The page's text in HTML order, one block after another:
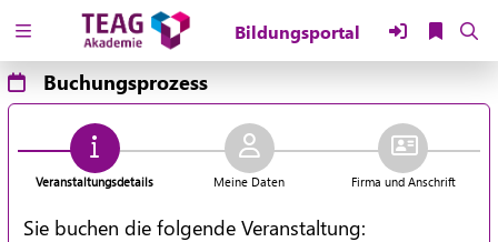
Zuklappen
Loading
Loading
Buchungsprozess
Veranstaltungsdetails Meine Daten Firma und Anschrift
Sie buchen die folgende Veranstaltung: